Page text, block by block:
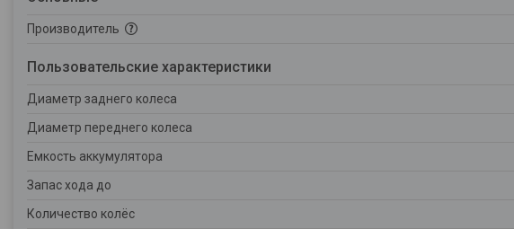
Производитель
Пользовательские характеристики
Диаметр заднего колеса
Диаметр переднего колеса
Емкость аккумулятора
Запас хода до
Количество колёс